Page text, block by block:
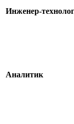
Инженер-технолог
Аналитик